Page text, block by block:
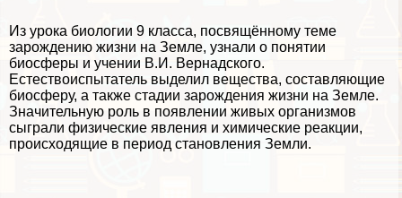
Из урока биологии 9 класса, посвящённому теме
зарождению жизни на Земле, узнали о понятии
биосферы и учении В.И. Вернадского.
Естествоиспытатель выделил вещества, составляющие
биосферу, а также стадии зарождения жизни на Земле.
Значительную роль в появлении живых организмов
сыграли физические явления и химические реакции,
происходящие в период становления Земли.